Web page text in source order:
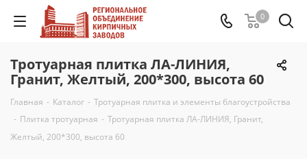
0
Тротуарная плитка ЛА-ЛИНИЯ,
Гранит, Желтый, 200*300, высота 60
Главная - Каталог - Тротуарная плитка и элементы благоустройства
- Плитка тротуарная - Тротуарная плитка ЛА-ЛИНИЯ, Гранит,
Желтый, 200*300, высота 60